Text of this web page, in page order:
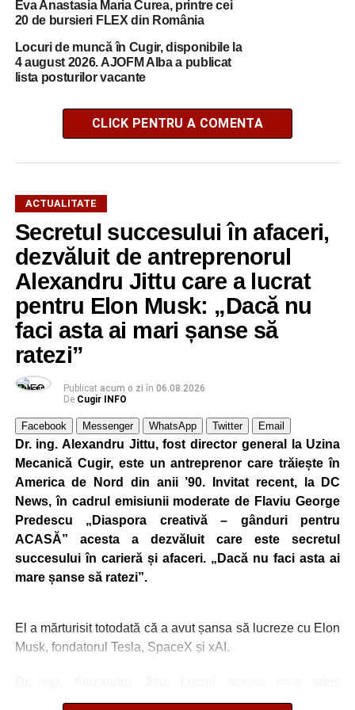
Eva Anastasia Maria Curea, printre cei
20 de bursieri FLEX din România
Locuri de muncă în Cugir, disponibile la
4 august 2026. AJOFM Alba a publicat
lista posturilor vacante
CLICK PENTRU A COMENTA
ACTUALITATE
Secretul succesului în afaceri,
dezvăluit de antreprenorul
Alexandru Jittu care a lucrat
pentru Elon Musk: „Dacă nu
faci asta ai mari șanse să
ratezi”
Publicat acum o zi în 06.08.2026
De Cugir INFO
Facebook Messenger WhatsApp Twitter Email
Dr. ing. Alexandru Jittu, fost director general la Uzina
Mecanică Cugir, este un antreprenor care trăiește în
America de Nord din anii ’90. Invitat recent, la DC
News, în cadrul emisiunii moderate de Flaviu George
Predescu „Diaspora creativă – gânduri pentru
ACASĂ” acesta a dezvăluit care este secretul
succesului în carieră și afaceri. „Dacă nu faci asta ai
mare șanse să ratezi”.
El a mărturisit totodată că a avut șansa să lucreze cu Elon
Musk, fondatorul Tesla, SpaceX și xAI.
întotdeuna succes